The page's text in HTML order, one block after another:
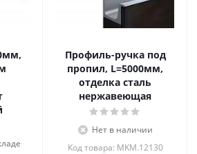
Профиль-ручка под
пропил, L=5000мм,
отделка сталь
нержавеющая
Нет в наличии
Код товара: MKM.12130